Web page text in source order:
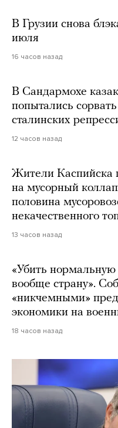
В Грузии снова
июля
16 часов назад
В Сандармохе
попытались
сталинских
12 часов назад
Жители Каспийска
на мусорный
половина
некачественного
13 часов назад
«Убить
вообще страну».
«никчемными»
экономики на
18 часов назад